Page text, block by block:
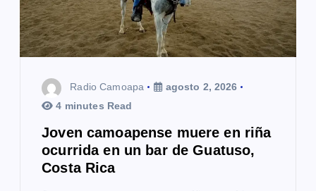
Radio Camoapa
agosto 2, 2026
4 minutes Read
Joven camoapense muere en riña
ocurrida en un bar de Guatuso,
Costa Rica